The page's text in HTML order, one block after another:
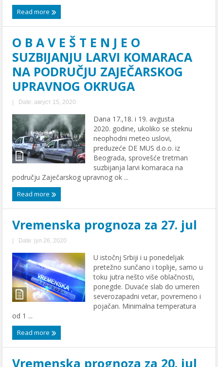
Read more
O B A V E Š T E N J E O
SUZBIJANJU LARVI KOMARACA
NA PODRUČJU ZAJEČARSKOG
UPRAVNOG OKRUGA
| Date: август 15, 2020
Dana 17.,18. i 19. avgusta
2020. godine, ukoliko se steknu
neophodni meteo uslovi,
preduzeće DE MUS d.o.o. iz
Beograda, sprovešće tretman
suzbijanja larvi komaraca na
području Zaječarskog upravnog ok ...
Read more
Vremenska prognoza za 27. jul
| Date: јул 26, 2020
U istočnj Srbiji i u ponedeljak
pretežno sunčano i toplije, samo u
toku jutra nešto više oblačnosti,
ponegde. Duvaće slab do umeren
severozapadni vetar, povremeno i
pojačan. Minimalna temperatura
od 1 ...
Read more
Vremenska prognoza za 20. jul